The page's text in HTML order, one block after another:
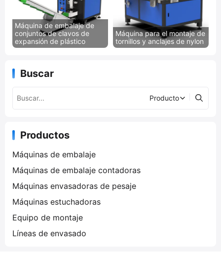
Máquina de embalaje de
conjuntos de clavos de
expansión de plástico
Máquina para el montaje de
tornillos y anclajes de nylon
Buscar
Productos
Máquinas de embalaje
Máquinas de embalaje contadoras
Máquinas envasadoras de pesaje
Máquinas estuchadoras
Equipo de montaje
Líneas de envasado